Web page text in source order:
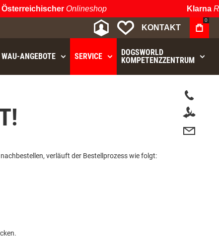
Onlineshop Klarna
MEIN KONTO
MEINE
KONTAKT
0
WAU⁠-⁠ANGEBOTE SERVICE
DOGSWORLD
KOMPETENZZENTRUM
verläuft der Bestellprozess wie folgt: